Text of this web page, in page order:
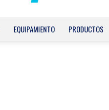
EQUIPAMIENTO PRODUCTOS